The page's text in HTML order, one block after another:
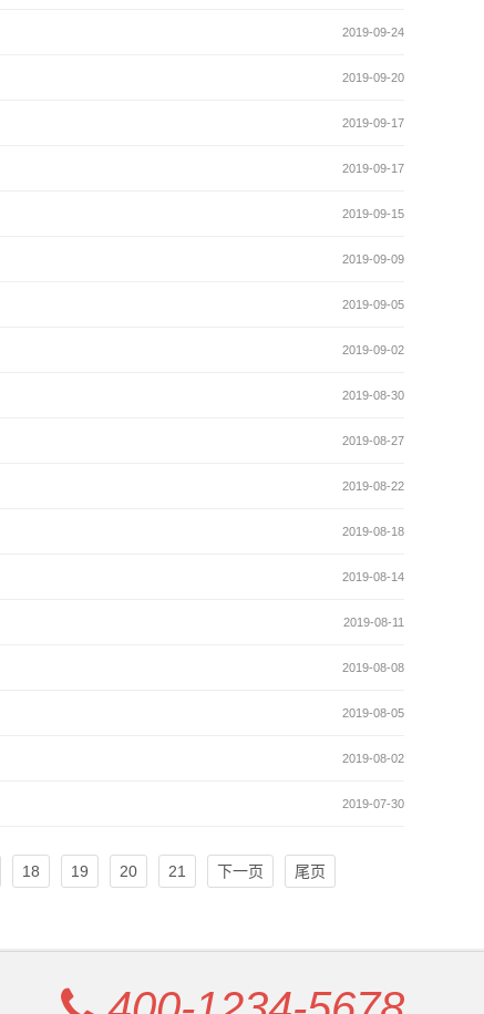
2019-09-24
2019-09-20
2019-09-17
2019-09-17
2019-09-15
2019-09-09
2019-09-05
2019-09-02
2019-08-30
2019-08-27
2019-08-22
2019-08-18
2019-08-14
2019-08-11
2019-08-08
2019-08-05
2019-08-02
2019-07-30
18 19 20 21 下一页 尾页